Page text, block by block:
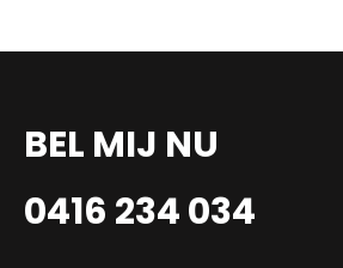
BEL MIJ NU
0416 234 034